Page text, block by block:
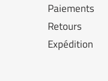
Paiements
Retours
Expédition